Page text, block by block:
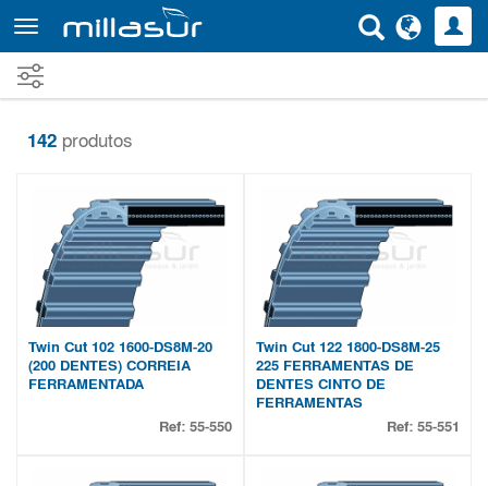
para
o
conteúdo
principal
142 produtos
Twin Cut 102 1600-DS8M-20
(200 DENTES) CORREIA
FERRAMENTADA
Ref: 55-550
Twin Cut 122 1800-DS8M-25
225 FERRAMENTAS DE
DENTES CINTO DE
FERRAMENTAS
Ref: 55-551